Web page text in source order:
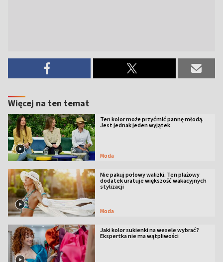
Więcej na ten temat
Ten kolor może przyćmić pannę młodą.
Jest jednak jeden wyjątek
Moda
Nie pakuj połowy walizki. Ten plażowy
dodatek uratuje większość wakacyjnych
stylizacji
Moda
Jaki kolor sukienki na wesele wybrać?
Ekspertka nie ma wątpliwości